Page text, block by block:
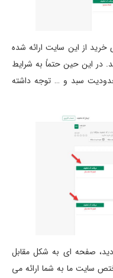
خرید از این سایت ارائه شده
در این حین حتماً به شرایط
سبد و … توجه داشته
صفحه ای به شکل مقابل
سایت ما به شما ارائه می